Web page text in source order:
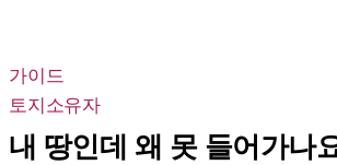
가이드
토지소유자
내 땅인데 왜 못 들어가나